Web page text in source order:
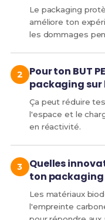
Le packaging
améliore ton
les dommages
Pour ton BUT
packaging sur
Ça peut réduire
l'espace et le
en réactivité.
Quelles
ton packaging
Les matériaux
l'empreinte